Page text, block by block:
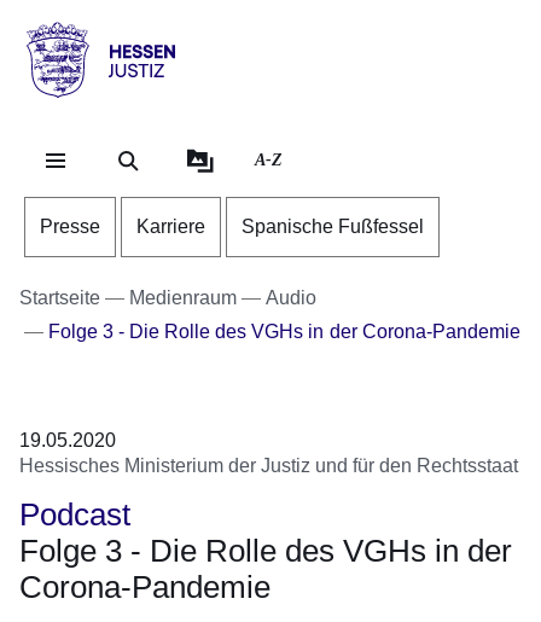
Hessen
Justiz
A-Z
Presse Karriere Spanische Fußfessel
Startseite Medienraum
Audio
Folge 3 - Die Rolle des VGHs in der Corona-Pandemie
19.05.2020
Hessisches Ministerium der Justiz und für den Rechtsstaat
Podcast
Folge 3 - Die Rolle des VGHs in der
Corona-Pandemie